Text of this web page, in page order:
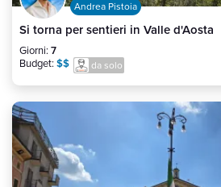
Andrea Pistoia
Si torna per sentieri in Valle d'Aosta
Giorni: 7
Budget: $$ da solo